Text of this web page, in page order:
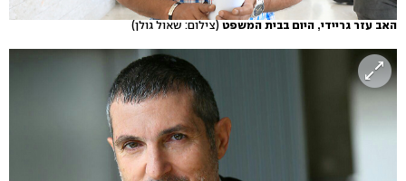
האב עזר גריידי, היום בבית המשפט (צילום: שאול גולן)